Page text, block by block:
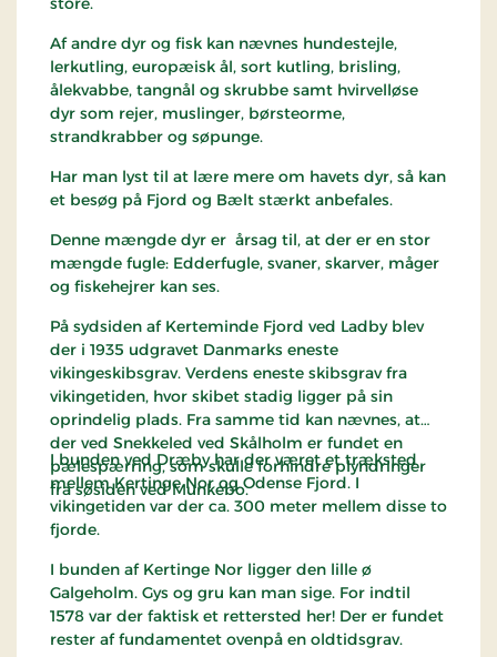
Af andre dyr og fisk kan nævnes hundestejle,
lerkutling, europæisk ål, sort kutling, brisling,
ålekvabbe, tangnål og skrubbe samt hvirvelløse
dyr som rejer, muslinger, børsteorme,
strandkrabber og søpunge.
Har man lyst til at lære mere om havets dyr, så kan
et besøg på Fjord og Bælt stærkt anbefales.
Denne mængde dyr er årsag til, at der er en stor
mængde fugle: Edderfugle, svaner, skarver, måger
og fiskehejrer kan ses.
På sydsiden af Kerteminde Fjord ved Ladby blev
der i 1935 udgravet Danmarks eneste
vikingeskibsgrav. Verdens eneste skibsgrav fra
vikingetiden, hvor skibet stadig ligger på sin
oprindelig plads. Fra samme tid kan nævnes, at
der ved Snekkeled ved Skålholm er fundet en
pælespærring, som skulle forhindre plyndringer
fra søsiden ved Munkebo.
I bunden ved Dræby har der været et træksted
mellem Kertinge Nor og Odense Fjord. I
vikingetiden var der ca. 300 meter mellem disse to
fjorde.
I bunden af Kertinge Nor ligger den lille ø
Galgeholm. Gys og gru kan man sige. For indtil
1578 var der faktisk et rettersted her! Der er fundet
rester af fundamentet ovenpå en oldtidsgrav.